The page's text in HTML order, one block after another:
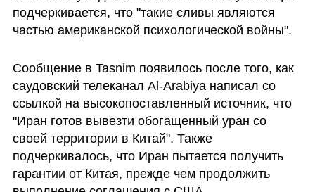
подчеркивается, что "такие сливы являются
частью американской психологической войны".
Сообщение в Tasnim появилось после того, как
саудовский телеканал Al-Arabiya написал со
ссылкой на высокопоставленный источник, что
"Иран готов вывезти обогащенный уран со
своей территории в Китай". Также
подчеркивалось, что Иран пытается получить
гарантии от Китая, прежде чем продолжить